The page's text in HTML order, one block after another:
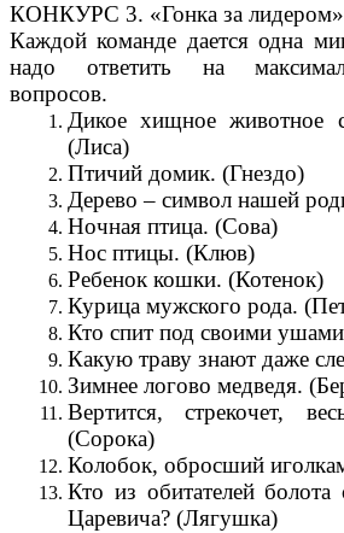
КОНКУРС 3. «Гонка за
Каждой команде дается одна
надо ответить на
вопросов.
Дикое хищное животное
(Лиса)
Птичий домик. (Гнездо)
Дерево – символ нашей
Ночная птица. (Сова)
Нос птицы. (Клюв)
Ребенок кошки. (Котенок)
Курица мужского рода.
Кто спит под своими
Какую траву знают даже
Зимнее логово медведя.
Вертится, стрекочет,
(Сорока)
Колобок, обросший
Кто из обитателей
Царевича? (Лягушка)